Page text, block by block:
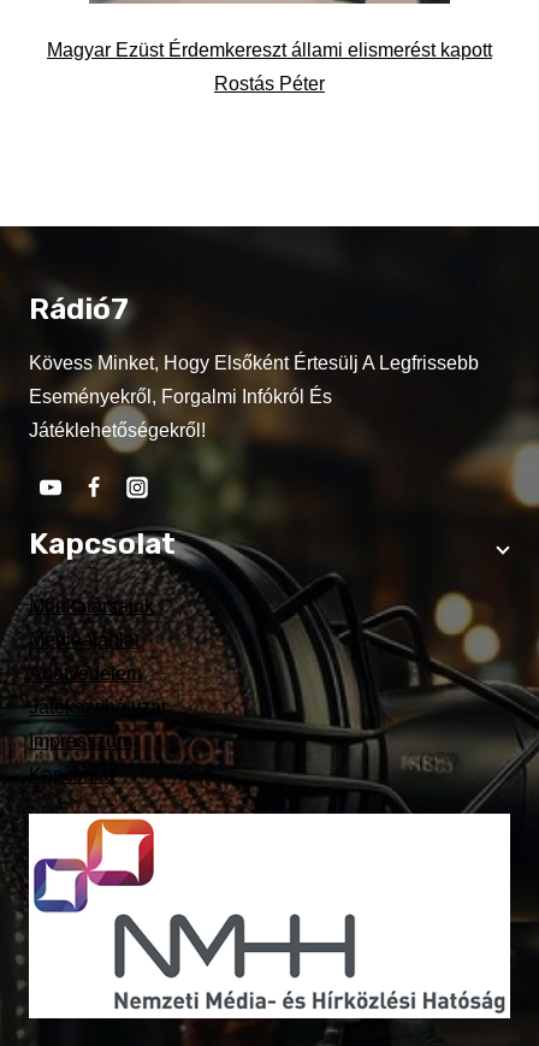
Magyar Ezüst Érdemkereszt állami elismerést kapott
Rostás Péter
Rádió7
Kövess Minket, Hogy Elsőként Értesülj A Legfrissebb
Eseményekről, Forgalmi Infókról És
Játéklehetőségekről!
Kapcsolat
Munkatársaink
Médiaajánlat
Adatvédelem
Játékszabályzat
Impresszum
Kapcsolat